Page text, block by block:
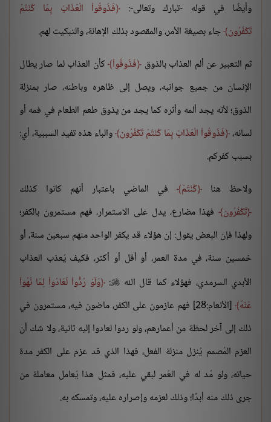
وأيضًا في قوله -تبارك وتعالى-: فَذُوقُواْ الْعَذَابَ بِمَا كُنْتُمْ
تَكْفُرُون جاء بصيغة الأمر، والمقصود بذلك الإهانة، والتبكيت لهم.
ثم التعبير عن ألم العذاب بالذوق فَذُوقُواْ كأن العذاب لما صار يطال
الإنسان من جميع جوانبه، ويصل إلى ظاهره وباطنه، صار بمنزلة
الذوق؛ لأنه يجد ألمه وأثره كما يجد من يذوق طعم الطعام في فمه أو
لسانه، فَذُوقُواْ الْعَذَابَ بِمَا كُنْتُمْ تَكْفُرُون والباء هذه تفيد السببية، أي:
بسبب كفركم.
ولاحظ هنا كُنْتُمْ
في الماضي باعتبار أنهم كانوا كذلك
تَكْفُرُون
فهذا مضارع، يدل على الاستمرار، فهم مستمرون بالكفر؛
ولهذا فإن البعض يقول: إن هؤلاء قد يكفر الواحد منهم سبعين سنة، أو
خمسين سنة، في مدة العمر، أو أقل أو أكثر، فكيف يُعذب العذاب
الأبدي السرمدي، فهؤلاء كما قال الله 
: وَلَوْ رُدُّواْ لَعَادُواْ لِمَا نُهُواْ
عَنْهُ
[الأنعام:28] فهم عازمون على الكفر، ماضون فيه، مستمرون في
ذلك إلى آخر لحظة من أعمارهم، ولو ردوا لعادوا إليه ثانية، ولا شك أن
العزم المُصمم يُنزل منزلة الفعل، فهذا الذي قد عزم على الكفر مدة
حياته، ولو مُد له في العُمر لبقي عليه، فمثل هذا يُعامل معاملة من
جرى ذلك منه أبدًا؛ وذلك لعزمه وإصراره عليه، وتمسكه به.